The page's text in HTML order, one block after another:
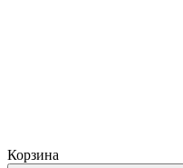
Корзина